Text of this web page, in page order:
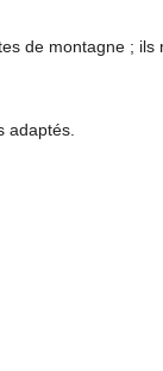
de montagne ;
adaptés.